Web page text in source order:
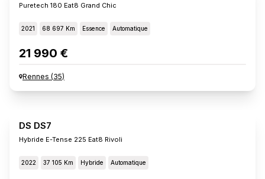
Puretech 180 Eat8 Grand Chic
2021 68 697 Km Essence Automatique
21 990 €
Rennes (35)
DS DS7
Hybride E-Tense 225 Eat8 Rivoli
2022 37 105 Km Hybride Automatique